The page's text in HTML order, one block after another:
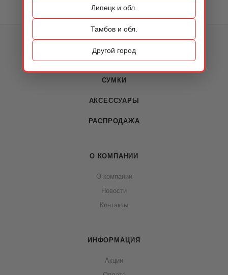
Липецк и обл.
Тамбов и обл.
Другой город
КАТАЛОГ
ОБУВЬ
СУМКИ
АКСЕССУАРЫ
РАСПРОДАЖА
О КОМПАНИИ
О компании
Новости
Контакты
ИНФОРМАЦИЯ
Акции